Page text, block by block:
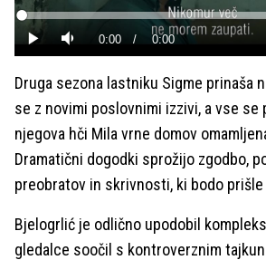
PredvajajTiho Current
Time
0:00 / Duration
0:00
Loaded:
0%
Druga sezona lastniku Sigme prinaša
se z novimi poslovnimi izzivi, a vse se
njegova hči Mila vrne domov
Dramatični dogodki sprožijo zgodbo,
preobratov in skrivnosti, ki bodo prišle
Bjelogrlić je odlično upodobil
gledalce soočil s kontroverznim